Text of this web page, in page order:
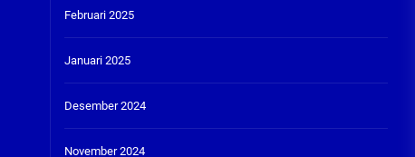
Februari 2025
Januari 2025
Desember 2024
November 2024